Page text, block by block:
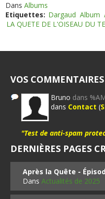
DansAlbums
Etiquettes: Dargaud Album
LA QUETE DE L'OISEAU DU
VOS COMMENTAIRES
Bruno dans
dans Contact (
"Test de anti-spam
DERNIÈRES PAGES
Après la Quête -
DansActualités de 2025